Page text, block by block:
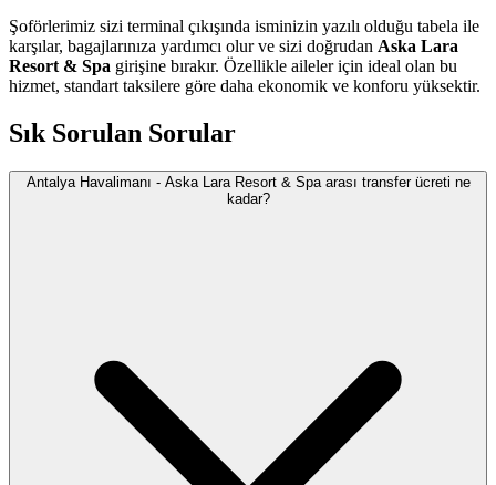
Şoförlerimiz sizi terminal çıkışında isminizin yazılı olduğu tabela ile
karşılar, bagajlarınıza yardımcı olur ve sizi doğrudan Aska Lara
Resort & Spa girişine bırakır. Özellikle aileler için ideal olan bu
hizmet, standart taksilere göre daha ekonomik ve konforu yüksektir.
Sık Sorulan Sorular
Antalya Havalimanı - Aska Lara Resort & Spa arası transfer ücreti ne
kadar?